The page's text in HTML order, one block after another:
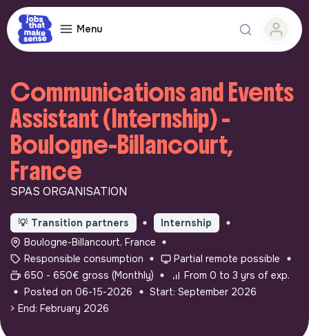
Menu
Communications and Events
Assistant (Internship) -
Boulogne-Billancourt,
France
SPAS ORGANISATION
💡 Transition partners
Internship
Boulogne-Billancourt, France
Responsible consumption
Partial remote possible
650 - 650€ gross (Monthly)
From 0 to 3 yrs of exp.
Posted on 06-15-2026
Start: September 2026
> End: February 2026